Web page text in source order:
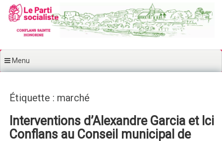
Aller au contenu principal
Menu
Étiquette : marché
Interventions d’Alexandre Garcia et Ici
Conflans au Conseil municipal de